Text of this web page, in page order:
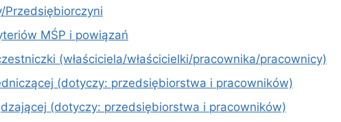
Przedsiębiorczyni
MŚP i powiązań
(właściciela/właścicielki/pracownika/pracownicy)
(dotyczy: przedsiębiorstwa i pracowników)
(dotyczy: przedsiębiorstwa i pracowników)